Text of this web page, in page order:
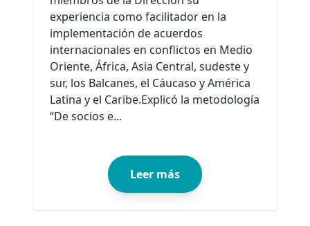
experiencia como facilitador en la
implementación de acuerdos
internacionales en conflictos en Medio
Oriente, África, Asia Central, sudeste y
sur, los Balcanes, el Cáucaso y América
Latina y el Caribe.Explicó la metodología
“De socios e...
Leer más